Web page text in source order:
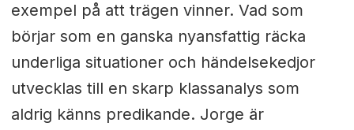
exempel på att trägen vinner. Vad som
börjar som en ganska nyansfattig räcka
underliga situationer och händelsekedjor
utvecklas till en skarp klassanalys som
aldrig känns predikande. Jorge är